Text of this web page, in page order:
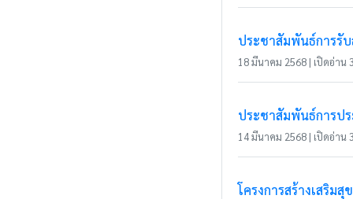
ประชาสัมพันธ์การรั
18 มีนาคม 2568 | เปิดอ่าน
ประชาสัมพันธ์การป
14 มีนาคม 2568 | เปิดอ่าน
โครงการสร้างเสริม